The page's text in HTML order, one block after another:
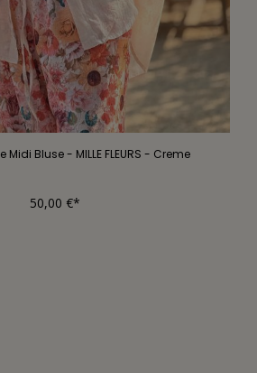
Midi Bluse - MILLE FLEURS - Creme
50,00 €*